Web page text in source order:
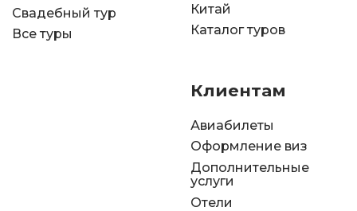
Свадебный тур
Все туры
Китай
Каталог туров
Клиентам
Авиабилеты
Оформление виз
Дополнительные
услуги
Отели